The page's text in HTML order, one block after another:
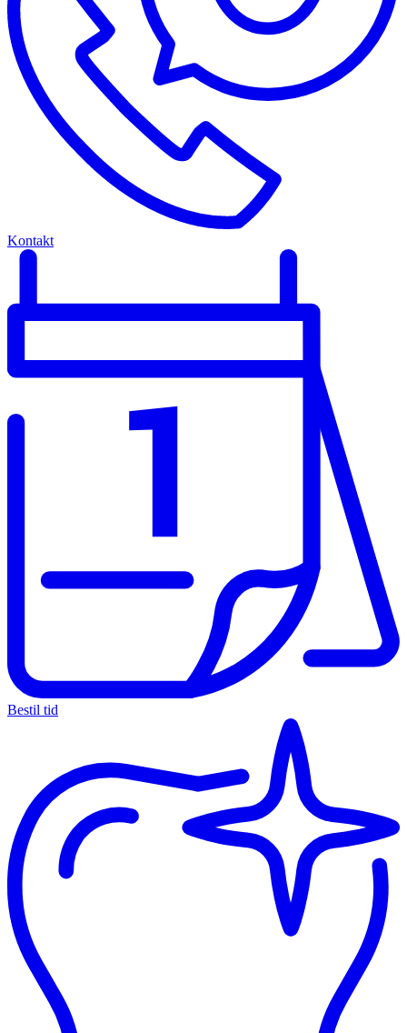
Kontakt
Bestil tid